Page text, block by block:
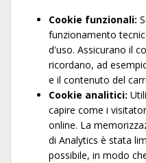
Cookie funzionali:
funzionamento
d'uso. Assicurano il
ricordano, ad
e il contenuto del
Cookie analitici:
capire come i
online. La
di Analytics è stata
possibile, in modo